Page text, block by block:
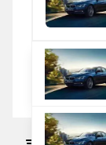
2.
Wählen Sie
Bedürfnisse